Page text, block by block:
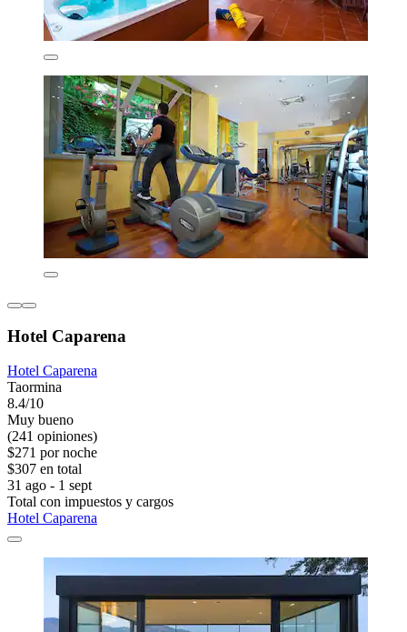
Hotel Caparena
Hotel Caparena
Taormina
8.4/10
Muy bueno
(241 opiniones)
$271 por noche
$307 en total
31 ago - 1 sept
Total con impuestos y cargos
Hotel Caparena